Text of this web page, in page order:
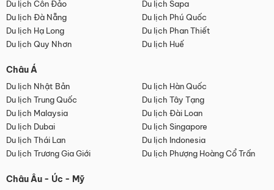
Du lịch Côn Đảo
Du lịch Sapa
Du lịch Đà Nẵng
Du lịch Phú Quốc
Du lịch Hạ Long
Du lịch Phan Thiết
Du lịch Quy Nhơn
Du lịch Huế
Châu Á
Du lịch Nhật Bản
Du lịch Hàn Quốc
Du lịch Trung Quốc
Du lịch Tây Tạng
Du lịch Malaysia
Du lịch Đài Loan
Du lịch Dubai
Du lịch Singapore
Du lịch Thái Lan
Du lịch Indonesia
Du lịch Trương Gia Giới
Du lịch Phượng Hoàng Cổ Trấn
Châu Âu - Úc - Mỹ